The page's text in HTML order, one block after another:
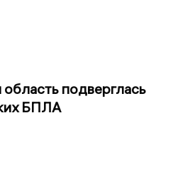
подверглась
БПЛА